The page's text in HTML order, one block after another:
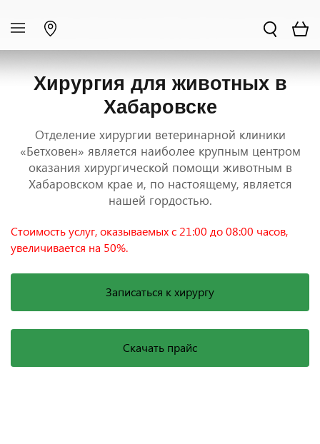
Хирургия для животных в
Хабаровске
Отделение хирургии ветеринарной клиники
«Бетховен» является наиболее крупным центром
оказания хирургической помощи животным в
Хабаровском крае и, по настоящему, является
нашей гордостью.
Стоимость услуг, оказываемых с 21:00 до 08:00 часов,
увеличивается на 50%.
Записаться к хирургу
Скачать прайс